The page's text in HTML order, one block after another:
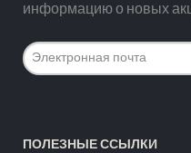
информацию о новых
ПОЛЕЗНЫЕ ССЫЛКИ